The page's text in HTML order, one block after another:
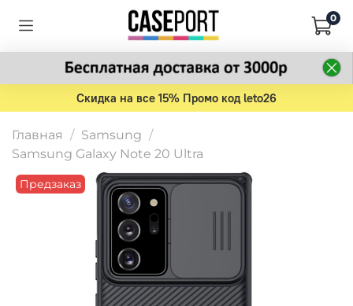
0
Скидка на все 15% Промо код leto26
Главная
Samsung
Samsung Galaxy Note 20 Ultra
Предзаказ